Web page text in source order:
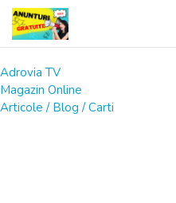
Adrovia TV
Magazin Online
Articole / Blog / Carti